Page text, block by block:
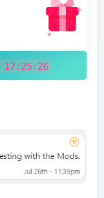
17:25:26